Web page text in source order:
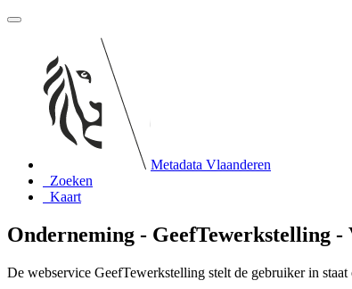
Metadata Vlaanderen
Zoeken
Kaart
Onderneming - GeefTewerkstelling -
De webservice GeefTewerkstelling stelt de gebruiker in